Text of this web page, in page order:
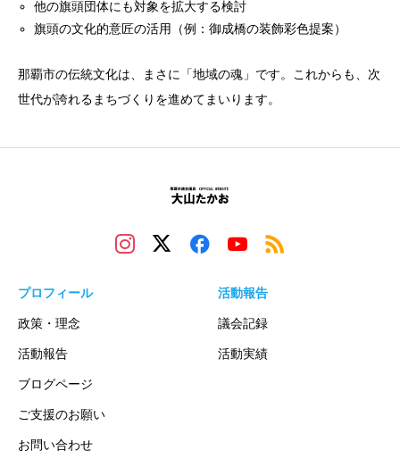
他の旗頭団体にも対象を拡大する検討
旗頭の文化的意匠の活用（例：御成橋の装飾彩色提案）
那覇市の伝統文化は、まさに「地域の魂」です。これからも、次
世代が誇れるまちづくりを進めてまいります。
プロフィール
政策・理念
活動報告
ブログページ
ご支援のお願い
お問い合わせ
活動報告
議会記録
活動実績